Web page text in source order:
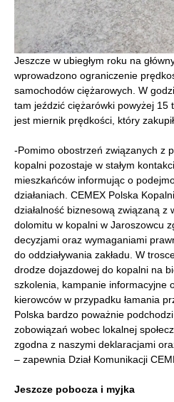
Jeszcze w ubiegłym roku na
wprowadzono ograniczenie
samochodów ciężarowych. W
tam jeździć ciężarówki powyżej 15
jest miernik prędkości, który
-Pomimo obostrzeń związanych z
kopalni pozostaje w stałym
mieszkańców informując o
działaniach. CEMEX Polska
działalność biznesową związaną z
dolomitu w kopalni w Jaroszowcu
decyzjami oraz wymaganiami
do oddziaływania zakładu. W
drodze dojazdowej do kopalni na
szkolenia, kampanie informacyjne
kierowców w przypadku łamania
Polska bardzo poważnie
zobowiązań wobec lokalnej
zgodna z naszymi deklaracjami
– zapewnia Dział Komunikacji
Jeszcze pobocza i myjka